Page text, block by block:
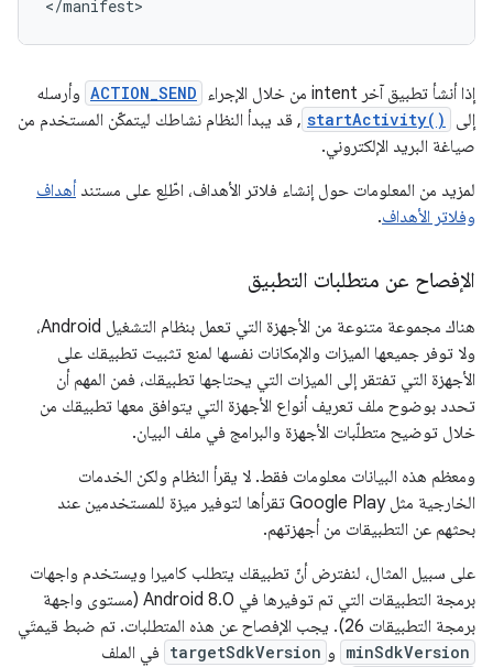
</manifest>
إذا أنشأ تطبيق آخر intent من خلال الإجراء ACTION_SEND وأرسله
إلى
startActivity() , قد يبدأ النظام نشاطك ليتمكّن المستخدم من
صياغة البريد الإلكتروني.
لمزيد من المعلومات حول إنشاء فلاتر الأهداف، اطّلِع على مستند أهداف
وفلاتر الأهداف.
الإفصاح عن متطلبات التطبيق
هناك مجموعة متنوعة من الأجهزة التي تعمل بنظام التشغيل Android،
ولا توفر جميعها الميزات والإمكانات نفسها لمنع تثبيت تطبيقك على
الأجهزة التي تفتقر إلى الميزات التي يحتاجها تطبيقك، فمن المهم أن
تحدد بوضوح ملف تعريف أنواع الأجهزة التي يتوافق معها تطبيقك من
خلال توضيح متطلّبات الأجهزة والبرامج في ملف البيان.
ومعظم هذه البيانات معلومات فقط. لا يقرأ النظام ولكن الخدمات
الخارجية مثل Google Play تقرأها لتوفير ميزة للمستخدمين عند
بحثهم عن التطبيقات من أجهزتهم.
على سبيل المثال، لنفترض أنّ تطبيقك يتطلب كاميرا ويستخدم واجهات
برمجة التطبيقات التي تم توفيرها في Android 8.0 (مستوى واجهة
برمجة التطبيقات 26). يجب الإفصاح عن هذه المتطلبات. تم ضبط قيمتَي
minSdkVersion و targetSdkVersion في الملف